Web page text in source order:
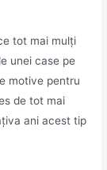
tot mai mulți
unei case pe
motive pentru
de tot mai
ani acest tip